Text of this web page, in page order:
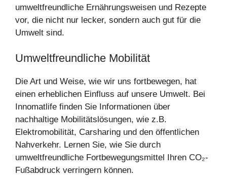
umweltfreundliche Ernährungsweisen und Rezepte
vor, die nicht nur lecker, sondern auch gut für die
Umwelt sind.
Umweltfreundliche Mobilität
Die Art und Weise, wie wir uns fortbewegen, hat
einen erheblichen Einfluss auf unsere Umwelt. Bei
Innomatlife finden Sie Informationen über
nachhaltige Mobilitätslösungen, wie z.B.
Elektromobilität, Carsharing und den öffentlichen
Nahverkehr. Lernen Sie, wie Sie durch
umweltfreundliche Fortbewegungsmittel Ihren CO₂-
Fußabdruck verringern können.